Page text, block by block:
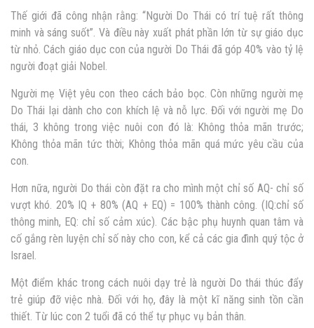
Thế giới đã công nhận rằng: “Người Do Thái có trí tuệ rất thông
minh và sáng suốt”. Và điều này xuất phát phần lớn từ sự giáo dục
từ nhỏ. Cách giáo dục con của người Do Thái đã góp 40% vào tỷ lệ
người đoạt giải Nobel.
Người mẹ Việt yêu con theo cách bảo bọc. Còn những người mẹ
Do Thái lại dành cho con khích lệ và nỗ lực. Đối với người mẹ Do
thái, 3 không trong việc nuôi con đó là: Không thỏa mãn trước;
Không thỏa mãn tức thời; Không thỏa mãn quá mức yêu cầu của
con.
Hơn nữa, người Do thái còn đặt ra cho mình một chỉ số AQ- chỉ số
vượt khó. 20% IQ + 80% (AQ + EQ) = 100% thành công. (IQ:chỉ số
thông minh, EQ: chỉ số cảm xúc). Các bậc phụ huynh quan tâm và
cố gắng rèn luyện chỉ số này cho con, kể cả các gia đình quý tộc ở
Israel.
Một điểm khác trong cách nuôi dạy trẻ là người Do thái thúc đẩy
trẻ giúp đỡ việc nhà. Đối với họ, đây là một kĩ năng sinh tồn cần
thiết. Từ lúc con 2 tuổi đã có thể tự phục vụ bản thân.